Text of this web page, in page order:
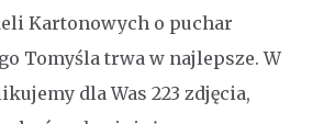
Kartonowych o puchar
Tomyśla trwa w najlepsze. W
dla Was 223 zdjęcia,